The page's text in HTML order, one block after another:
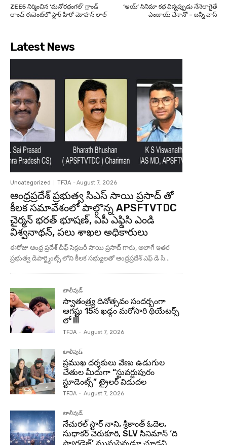
ZEE5 నిర్మించిన ‘మనోరథంగల్’ గ్రాండ్
లాంచ్ ఈవెంట్‌లో స్టార్ హీరో మోహన్ లాల్
‘ఆయ్’ సినిమా కథ విన్నప్పుడు నేనెలాగైతే
ఎంజాయ్ చేశానో – బ‌న్నీ వాస్‌
Latest News
Uncategorized TFJA - August 7, 2026
ఆంధ్రప్రదేశ్ ప్రభుత్వ సిఎస్ సాయి ప్రసాద్ తో
కీలక సమావేశంలో పాల్గొన్న APSFTVTDC
చైర్మన్ భరత్ భూషణ్, ఏపీ ఎఫ్డిసి ఎండి
విశ్వనాథన్, పలు శాఖల అధికారులు
ఈరోజు ఆంధ్ర ప్రదేశ్ చీఫ్ సెక్రటరీ సాయి ప్రసాద్ గారు, అలాగే ఇతర
ప్రభుత్వ డిపార్ట్మెంట్స్ లోని కీలక సభ్యులతో ఆంధ్రప్రదేశ్ ఎఫ్ డి సి...
టాలీవుడ్
స్వాతంత్ర్య దినోత్సవం సందర్బంగా
ఆగష్టు 15న ఖడ్గం మరోసారి థియేటర్స్
లో !!!
TFJA - August 7, 2026
టాలీవుడ్
ప్రముఖ దర్శకులు వేణు ఉడుగుల
చేతుల మీదుగా “స్టువర్టుపురం
స్టూడెంట్స్” ట్రైలర్ విడుదల
TFJA - August 7, 2026
టాలీవుడ్
నేచురల్ స్టార్ నాని, శ్రీకాంత్ ఓదెల,
సుధాకర్ చెరుకూరి, SLV సినిమాస్ ‘ది